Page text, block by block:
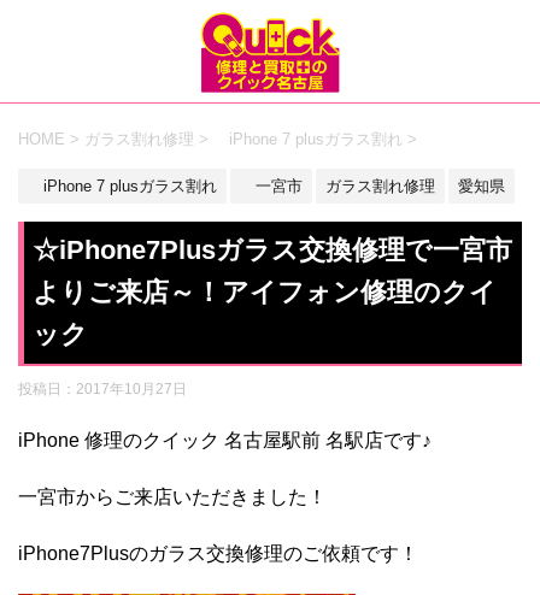
HOME > ガラス割れ修理 > iPhone 7 plusガラス割れ >
iPhone 7 plusガラス割れ 一宮市 ガラス割れ修理 愛知県
☆iPhone7Plusガラス交換修理で一宮市
よりご来店～！アイフォン修理のクイ
ック
投稿日： 2017年10月27日
iPhone 修理のクイック 名古屋駅前 名駅店です♪
一宮市からご来店いただきました！
iPhone7Plusのガラス交換修理のご依頼です！